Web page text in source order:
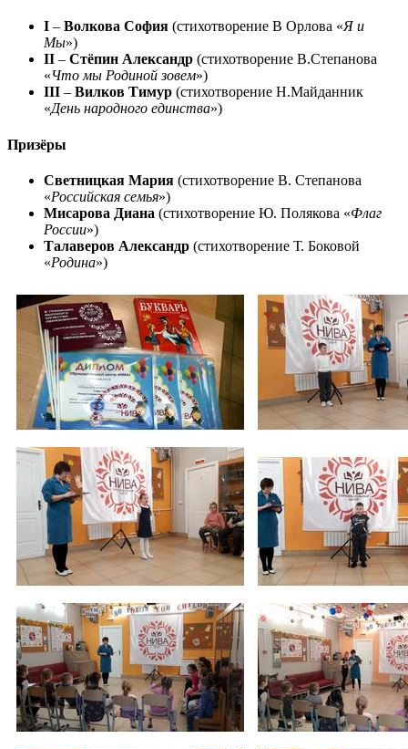
I – Волкова София (стихотворение В Орлова «Я и
Мы»)
II – Стёпин Александр (стихотворение В.Степанова
«Что мы Родиной зовем»)
III – Вилков Тимур (стихотворение Н.Майданник
«День народного единства»)
Призёры
Светницкая Мария (стихотворение В. Степанова
«Российская семья»)
Мисарова Диана (стихотворение Ю. Полякова «Флаг
России»)
Талаверов Александр (стихотворение Т. Боковой
«Родина»)